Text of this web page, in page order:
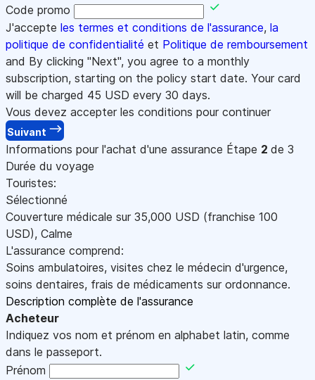
Code promo
J'accepte les termes et conditions de l'assurance, la
politique de confidentialité et Politique de remboursement
and By clicking "Next", you agree to a monthly
subscription, starting on the policy start date. Your card
will be charged 45 USD every 30 days.
Vous devez accepter les conditions pour continuer
Suivant
Informations pour l'achat d'une assurance Étape 2 de 3
Durée du voyage
Touristes:
Sélectionné
Couverture médicale sur 35,000 USD (franchise 100
USD), Calme
L'assurance comprend:
Soins ambulatoires, visites chez le médecin d'urgence,
soins dentaires, frais de médicaments sur ordonnance.
Description complète de l'assurance
Acheteur
Indiquez vos nom et prénom en alphabet latin, comme
dans le passeport.
Prénom